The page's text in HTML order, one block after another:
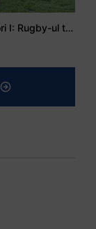
Mohamed Salhi, vicecampion național juniori I: Rugby-ul te învață să accepți și înfrângerile